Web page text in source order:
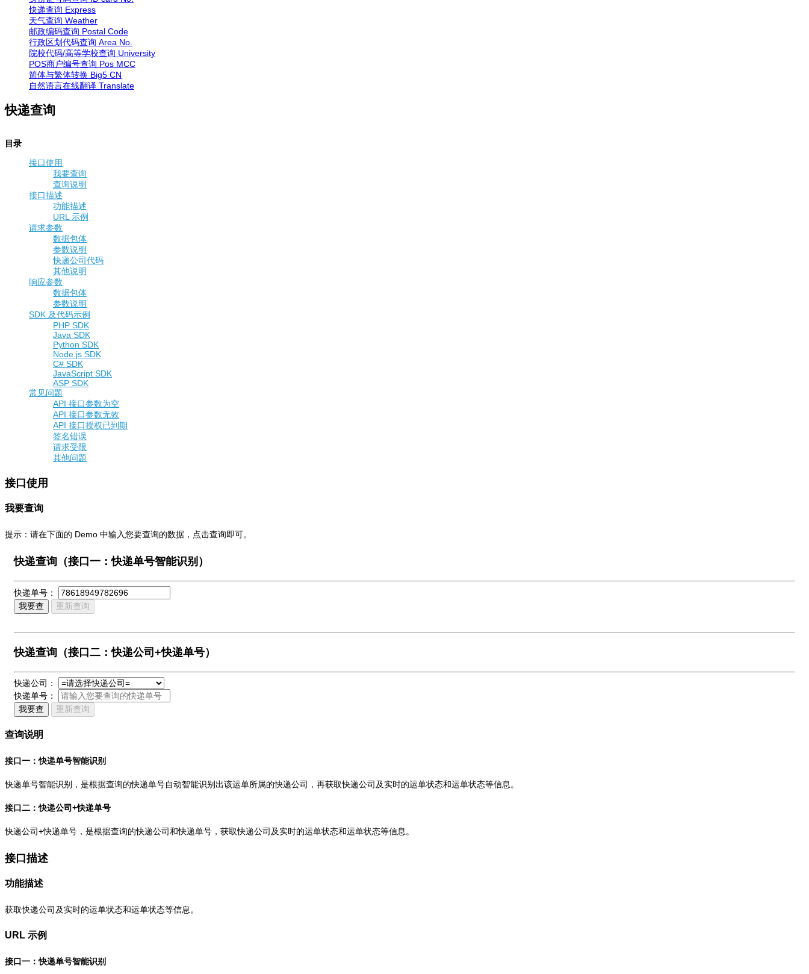
快递查询 Express
天气查询 Weather
邮政编码查询 Postal Code
行政区划代码查询 Area No.
院校代码/高等学校查询 University
POS商户编号查询 Pos MCC
简体与繁体转换 Big5 CN
自然语言在线翻译 Translate
快递查询
目录
接口使用
我要查询
查询说明
接口描述
功能描述
URL 示例
请求参数
数据包体
参数说明
快递公司代码
其他说明
响应参数
数据包体
参数说明
SDK 及代码示例
PHP SDK
Java SDK
Python SDK
Node.js SDK
C# SDK
JavaScript SDK
ASP SDK
常见问题
API 接口参数为空
API 接口参数无效
API 接口授权已到期
签名错误
请求受限
其他问题
接口使用
我要查询
提示：请在下面的 Demo 中输入您要查询的数据，点击查询即可。
快递查询（接口一：快递单号智能识别）
快递单号：
我要查
重新查询
快递查询（接口二：快递公司+快递单号）
快递公司：
快递单号：
我要查
重新查询
查询说明
接口一：快递单号智能识别
快递单号智能识别，是根据查询的快递单号自动智能识别出该运单所属的快递公司，再获取快递公司及实时的运单状态和运单状态等信息。
接口二：快递公司+快递单号
快递公司+快递单号，是根据查询的快递公司和快递单号，获取快递公司及实时的运单状态和运单状态等信息。
接口描述
功能描述
获取快递公司及实时的运单状态和运单状态等信息。
URL 示例
接口一：快递单号智能识别